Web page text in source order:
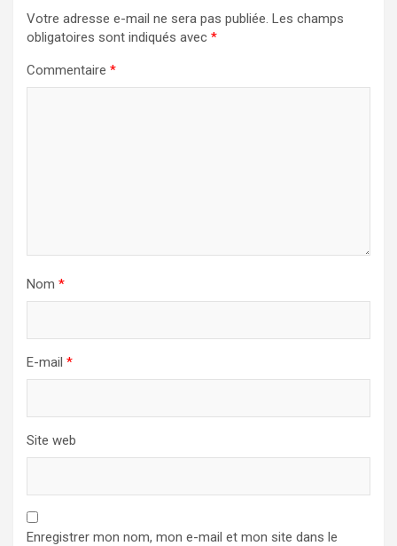
Votre adresse e-mail ne sera pas publiée. Les champs
obligatoires sont indiqués avec *
Commentaire *
Nom *
E-mail *
Site web
Enregistrer mon nom, mon e-mail et mon site dans le